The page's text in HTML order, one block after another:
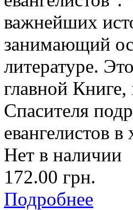
важнейших
занимающий
литературе.
главной
Спасителя
евангелистов
Нет в наличии
172.00 грн.
Подробнее